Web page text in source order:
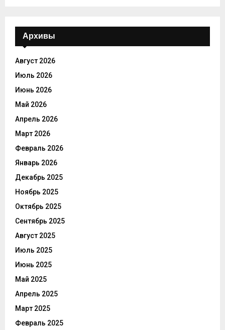
Архивы
Август 2026
Июль 2026
Июнь 2026
Май 2026
Апрель 2026
Март 2026
Февраль 2026
Январь 2026
Декабрь 2025
Ноябрь 2025
Октябрь 2025
Сентябрь 2025
Август 2025
Июль 2025
Июнь 2025
Май 2025
Апрель 2025
Март 2025
Февраль 2025